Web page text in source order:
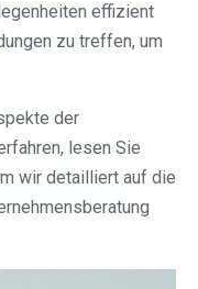
effizient
zu treffen, um
der
lesen Sie
wir detailliert auf die